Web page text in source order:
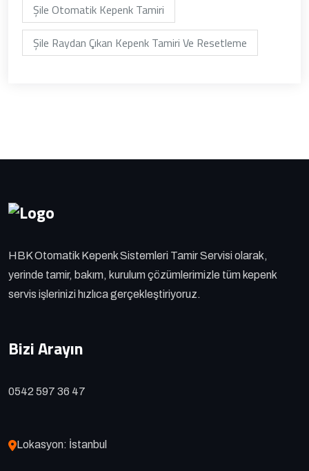
Şile Otomatik Kepenk Tamiri
Şile Raydan Çıkan Kepenk Tamiri Ve Resetleme
HBK Otomatik Kepenk Sistemleri Tamir Servisi olarak,
yerinde tamir, bakım, kurulum çözümlerimizle tüm kepenk
servis işlerinizi hızlıca gerçekleştiriyoruz.
Bizi Arayın
0542 597 36 47
Lokasyon: İstanbul